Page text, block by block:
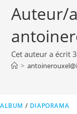
Auteur/
Cet auteur a écrit
>
ALBUM / DIAPORAMA